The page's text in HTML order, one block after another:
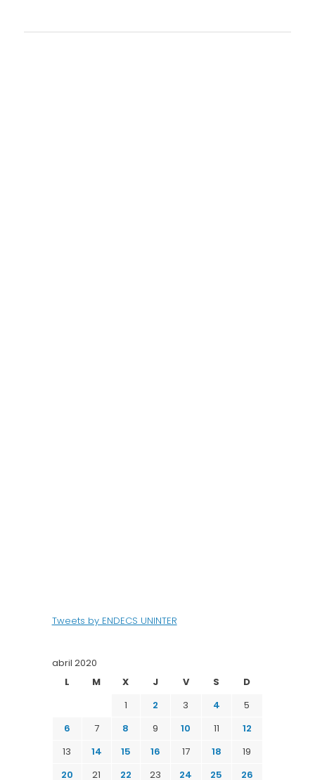
Tweets by ENDECS UNINTER
abril 2020
L
M X J V S
D
1
2 3 4
5
6
7 8 9 10 11
12
13
14 15 16 17 18
19
20
21 22 23 24 25 26